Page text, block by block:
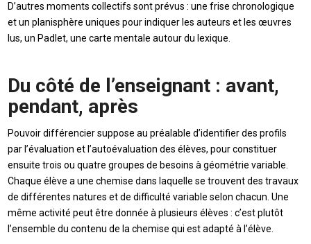
D’autres moments collectifs sont prévus : une frise chronologique
et un planisphère uniques pour indiquer les auteurs et les œuvres
lus, un Padlet, une carte mentale autour du lexique.
Du côté de l’enseignant : avant,
pendant, après
Pouvoir différencier suppose au préalable d’identifier des profils
par l’évaluation et l’autoévaluation des élèves, pour constituer
ensuite trois ou quatre groupes de besoins à géométrie variable.
Chaque élève a une chemise dans laquelle se trouvent des travaux
de différentes natures et de difficulté variable selon chacun. Une
même activité peut être donnée à plusieurs élèves : c’est plutôt
l’ensemble du contenu de la chemise qui est adapté à l’élève.